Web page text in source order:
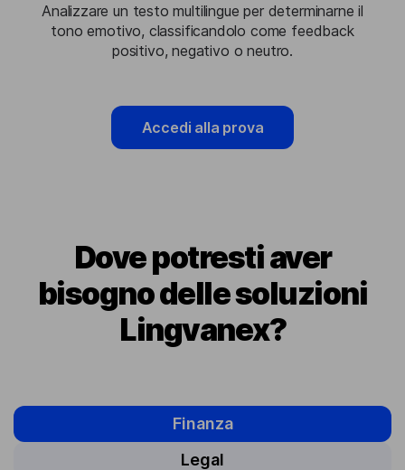
Analizzare un testo multilingue per determinarne il
tono emotivo, classificandolo come feedback
positivo, negativo o neutro.
Accedi alla prova
Dove potresti aver
bisogno delle soluzioni
Lingvanex?
Finanza
Legal